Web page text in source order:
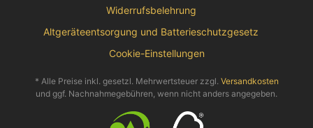
Widerrufsbelehrung
Altgeräteentsorgung und Batterieschutzgesetz
Cookie-Einstellungen
* Alle Preise inkl. gesetzl. Mehrwertsteuer zzgl. Versandkosten
und ggf. Nachnahmegebühren, wenn nicht anders angegeben.